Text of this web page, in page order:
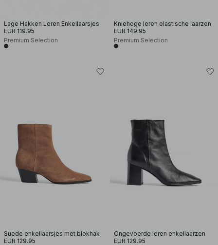
Lage Hakken Leren Enkellaarsjes
EUR 119.95
Premium Selection
Kniehoge leren elastische laarzen
EUR 149.95
Premium Selection
Suede enkellaarsjes met blokhak
EUR 129.95
Ongevoerde leren enkellaarzen
EUR 129.95